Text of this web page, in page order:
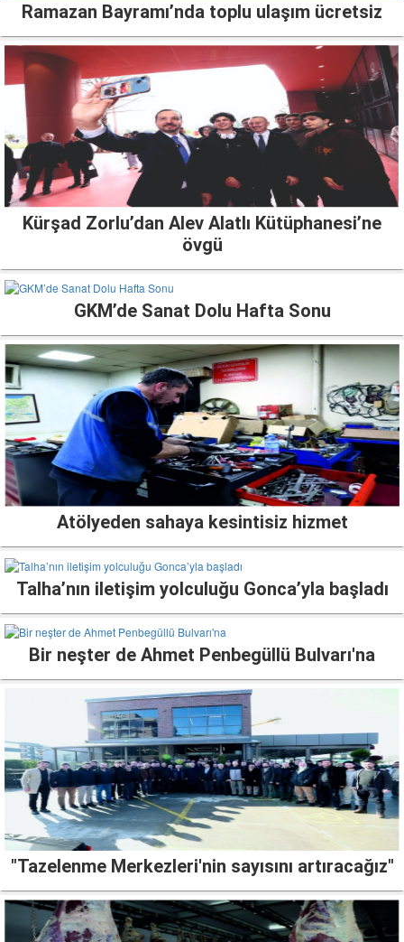
Ramazan Bayramı’nda toplu ulaşım ücretsiz
Kürşad Zorlu’dan Alev Alatlı Kütüphanesi’ne
övgü
GKM’de Sanat Dolu Hafta Sonu
Atölyeden sahaya kesintisiz hizmet
Talha’nın iletişim yolculuğu Gonca’yla başladı
Bir neşter de Ahmet Penbegüllü Bulvarı'na
"Tazelenme Merkezleri'nin sayısını artıracağız"